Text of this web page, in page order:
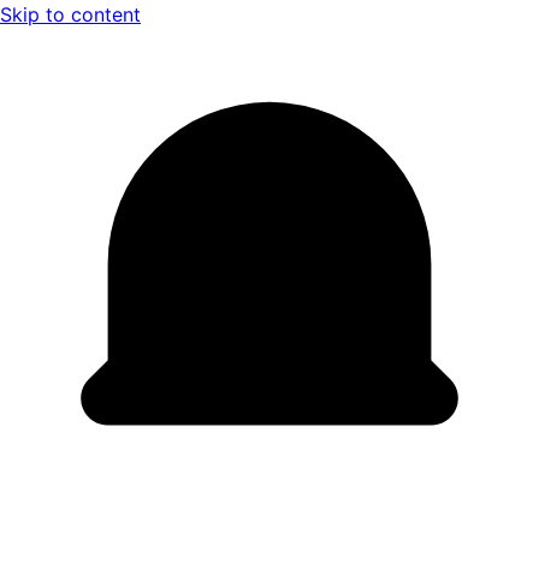
Skip to content